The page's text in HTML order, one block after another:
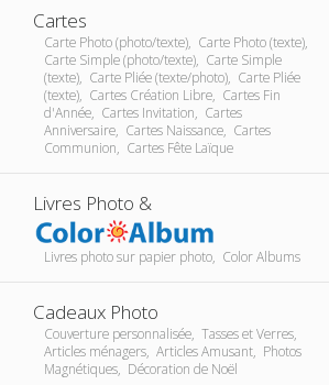
Cartes
Carte Photo (photo/texte), Carte Photo (texte),
Carte Simple (photo/texte), Carte Simple
(texte), Carte Pliée (texte/photo), Carte Pliée
(texte), Cartes Création Libre, Cartes Fin
d'Année, Cartes Invitation, Cartes
Anniversaire, Cartes Naissance, Cartes
Communion, Cartes Fête Laïque
Livres Photo &
Livres photo sur papier photo, Color Albums
Cadeaux Photo
Couverture personnalisée, Tasses et Verres,
Articles ménagers, Articles Amusant, Photos
Magnétiques, Décoration de Noël